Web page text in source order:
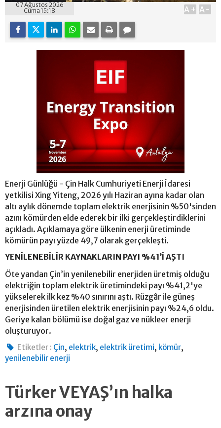
07 Ağustos 2026
Cuma 15:18
A+ A-
Enerji Günlüğü - Çin Halk Cumhuriyeti Enerji İdaresi
yetkilisi Xing Yiteng, 2026 yılı Haziran ayına kadar olan
altı aylık dönemde toplam elektrik enerjisinin %50'sinden
azını kömürden elde ederek bir ilki gerçekleştirdiklerini
açıkladı. Açıklamaya göre ülkenin enerji üretiminde
kömürün payı yüzde 49,7 olarak gerçekleşti.
YENİLENEBİLİR KAYNAKLARIN PAYI %41’İ AŞTI
Öte yandan Çin’in yenilenebilir enerjiden üretmiş olduğu
elektriğin toplam elektrik üretimindeki payı %41,2'ye
yükselerek ilk kez %40 sınırını aştı. Rüzgâr ile güneş
enerjisinden üretilen elektrik enerjisinin payı %24,6 oldu.
Geriye kalan bölümü ise doğal gaz ve nükleer enerji
oluşturuyor.
Etiketler : Çin, elektrik, elektrik üretimi, kömür,
yenilenebilir enerji
Türker VEYAŞ’ın halka
arzına onay